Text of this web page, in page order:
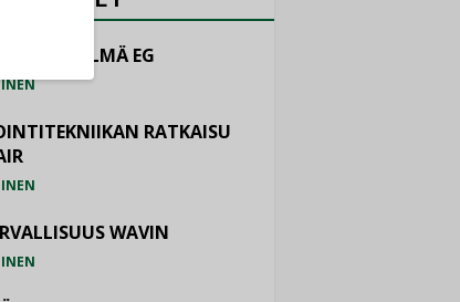
EG
RATKAISU
WAVIN